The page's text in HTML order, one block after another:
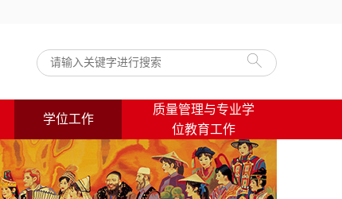
学位工作
质量管理与专业学
位教育工作